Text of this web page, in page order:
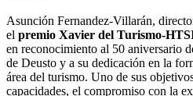
Asunción Fernandez-Villarán,
el premio Xavier del Turismo-
en reconocimiento al 50 aniversario
de Deusto y a su dedicación en la
área del turismo. Uno de sus
capacidades, el compromiso con la